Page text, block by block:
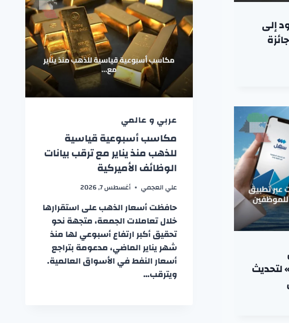
إلى
عربي و عالمي
مكاسب أسبوعية قياسية
للذهب منذ يناير مع ترقب بيانات
الوظائف الأميركية
علي العجمي أغسطس 7, 2026
حافظت أسعار الذهب على استقرارها
خلال تعاملات الجمعة، متجهة نحو
تحقيق أكبر ارتفاع أسبوعي لها منذ
شهر يناير الماضي، مدعومة بتراجع
أسعار النفط في الأسواق العالمية.
ويترقب…